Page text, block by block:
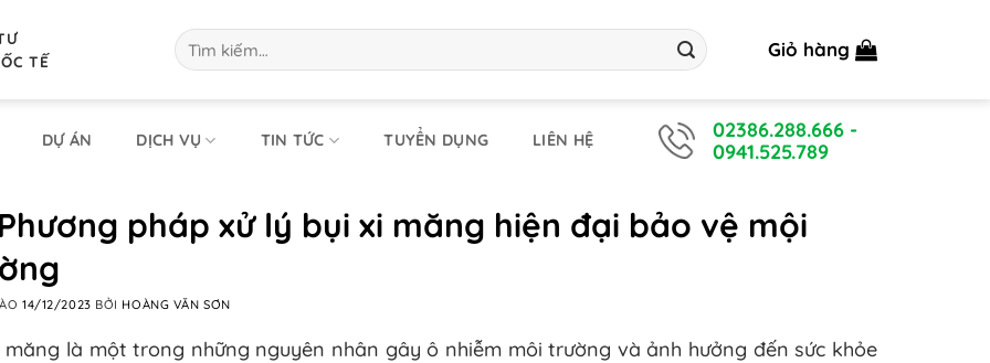
TẾ
Tìm
kiếm:
Giỏ hàng
DỰ ÁN DỊCH VỤ TIN TỨC TUYỂN DỤNG LIÊN HỆ 02386.288.666 -
0941.525.789
pháp xử lý bụi xi măng hiện đại bảo vệ mội
14/12/2023 BỞI HOÀNG VĂN SƠN
măng là một trong những nguyên nhân gây ô nhiễm môi trường và ảnh hưởng đến sức khỏe